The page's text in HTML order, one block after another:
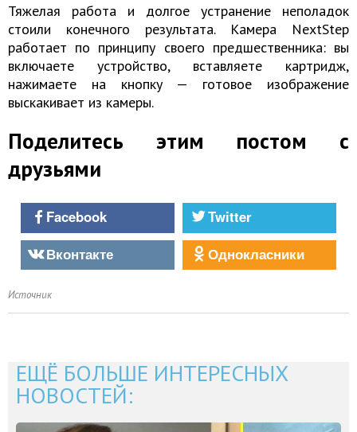
Тяжелая работа и долгое устранение неполадок
стоили конечного результата. Камера NextStep
работает по принципу своего предшественника: вы
включаете устройство, вставляете картридж,
нажимаете на кнопку — готовое изображение
выскакивает из камеры.
Поделитесь этим постом с
друзьями
Facebook
Twitter
Вконтакте
Однокласники
Источник
ЕЩЁ БОЛЬШЕ ИНТЕРЕСНЫХ
НОВОСТЕЙ: